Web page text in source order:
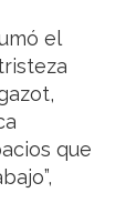
el
que